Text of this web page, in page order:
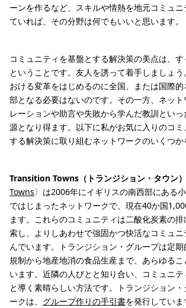
ーンを作るなど、スキルや情熱を地元コミュ
ていれば、その分野は何でもいいと思います。
コミュニティを基盤とする解決策の美点は、
ということです。友人を誘って着手しましょ
おける変革をはじめるのに全国、または国際
部となる必要はないのです。その一方、ネッ
レーションや助言や失敗から学んだ教訓とい
源となり得ます。以下に私がお気に入りのコミ
する解決策に取り組むネットワークのいくつか
Transition Towns（トランジション・タウン）
Towns〉は2006年にイギリスの南西部にある
ではじまったネットワークで、現在40か国
ます。これらのコミュニティは二酸化炭素の
索し、よりしあわせで強固かつ快活なコミュ
んでいます。トランジション・グループは定
規制から地産地消の食品生産まで、あらゆる
います。近隣の人びとと知り合い、コミュニ
と導く素晴らしい方法です。トランジション
ークは、 グループ作りの手引書を発行していま